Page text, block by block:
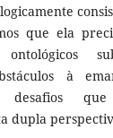
que ela
à
desafios
dupla